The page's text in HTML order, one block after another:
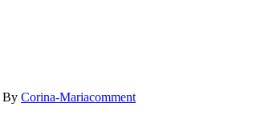
By Corina-Mariacomment